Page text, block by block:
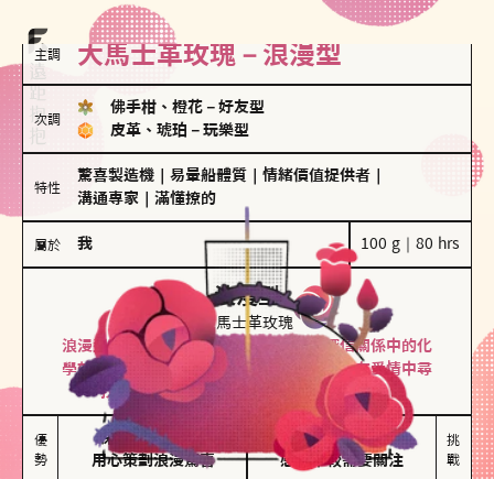
主調 大馬士革玫瑰－浪漫型
次調
佛手柑、橙花 － 好友型
皮革、琥珀 － 玩樂型
特性
驚喜製造機 易暈船體質 情緒價值提供者
溝通專家
滿懂撩的
屬於 我 100 g｜80 hrs
浪漫型
大馬士革玫瑰
浪漫型的人以激情與性吸引力為基礎，深信關係中的化
學效應，認為每次相遇都是命中註定。傾向在愛情中尋
找火花，經常表達對另一半的愛意和讚美。
優
勢
保持戀愛新鮮感
用心策劃浪漫驚喜
情緒起伏較大
感情中較需要關注
挑
戰